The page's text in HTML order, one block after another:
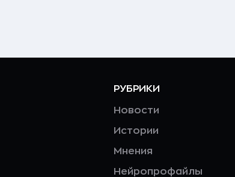
РУБРИКИ
Новости
Истории
Мнения
Нейропрофайлы